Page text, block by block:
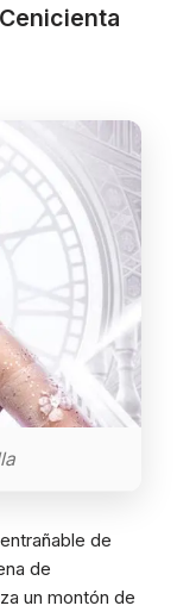
de
de
un montón de